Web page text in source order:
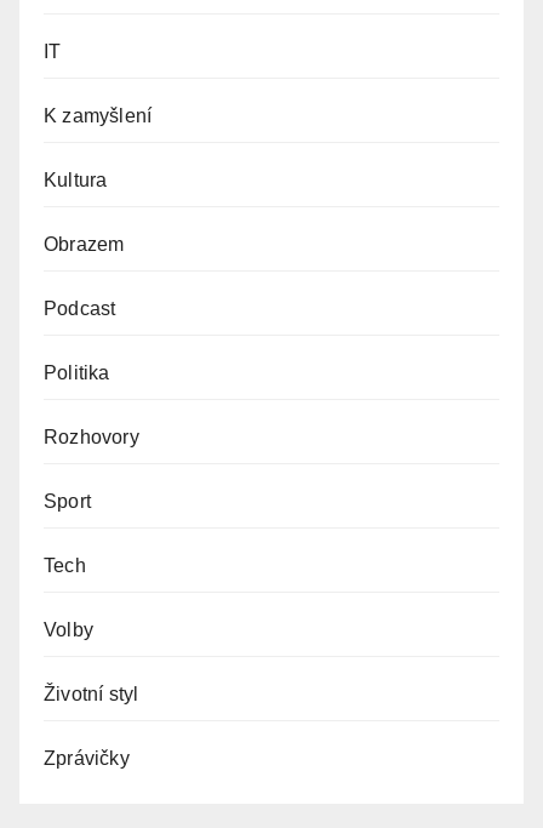
IT
K zamyšlení
Kultura
Obrazem
Podcast
Politika
Rozhovory
Sport
Tech
Volby
Životní styl
Zprávičky